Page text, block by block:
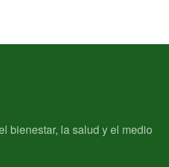
bienestar, la salud y el medio